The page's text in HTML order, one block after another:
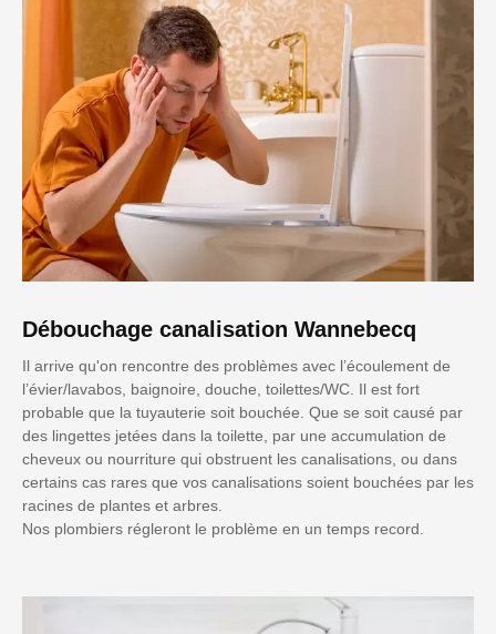
Débouchage canalisation Wannebecq
Il arrive qu'on rencontre des problèmes avec l’écoulement de
l’évier/lavabos, baignoire, douche, toilettes/WC. Il est fort
probable que la tuyauterie soit bouchée. Que se soit causé par
des lingettes jetées dans la toilette, par une accumulation de
cheveux ou nourriture qui obstruent les canalisations, ou dans
certains cas rares que vos canalisations soient bouchées par les
racines de plantes et arbres.
Nos plombiers régleront le problème en un temps record.